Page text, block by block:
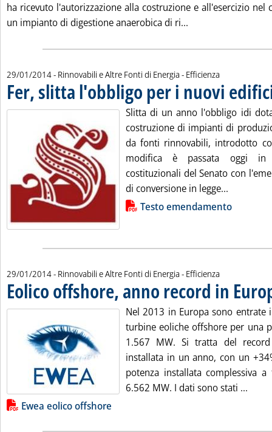
ha ricevuto l'autorizzazione alla costruzione e all'esercizio nel
un impianto di digestione anaerobica di ri...
29/01/2014- Rinnovabili e Altre Fonti di Energia - Efficienza
Fer, slitta l'obbligo per i nuovi
Slitta di un anno l'obbligo idi
costruzione di impianti di
da fonti rinnovabili, introdotto
modifica è passata oggi in
costituzionali del Senato con
di conversione in legge...
Lista allegati PDF alla notiziaTesto emendamento
29/01/2014- Rinnovabili e Altre Fonti di Energia - Efficienza
Eolico offshore, anno record in
Nel 2013 in Europa sono entrate
turbine eoliche offshore per una
1.567 MW. Si tratta del
installata in un anno, con un
potenza installata complessiva
6.562 MW. I dati sono stati ...
Lista allegati PDF alla notizia
Ewea eolico offshore